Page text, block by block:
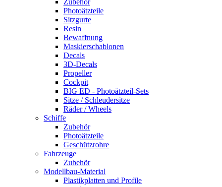
Zubehör
Photoätzteile
Sitzgurte
Resin
Bewaffnung
Maskierschablonen
Decals
3D-Decals
Propeller
Cockpit
BIG ED - Photoätzteil-Sets
Sitze / Schleudersitze
Räder / Wheels
Schiffe
Zubehör
Photoätzteile
Geschützrohre
Fahrzeuge
Zubehör
Modellbau-Material
Plastikplatten und Profile